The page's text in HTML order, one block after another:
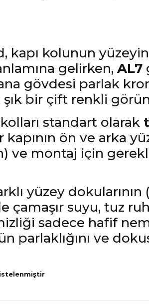
kapı kolunun
gelirken, AL7
gövdesi parlak
bir çift renkli
standart olarak
ön ve arka
ve montaj için
yüzey
suyu, tuz
sadece hafif
parlaklığını ve